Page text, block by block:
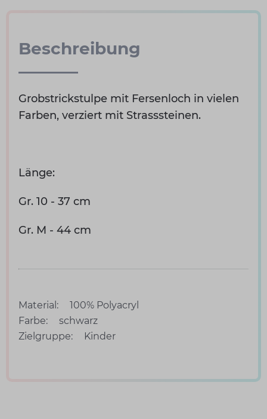
Beschreibung
Grobstrickstulpe mit Fersenloch in vielen
Farben, verziert mit Strasssteinen.
Länge:
Gr. 10 - 37 cm
Gr. M - 44 cm
Material:
100% Polyacryl
Farbe:
schwarz
Zielgruppe:
Kinder